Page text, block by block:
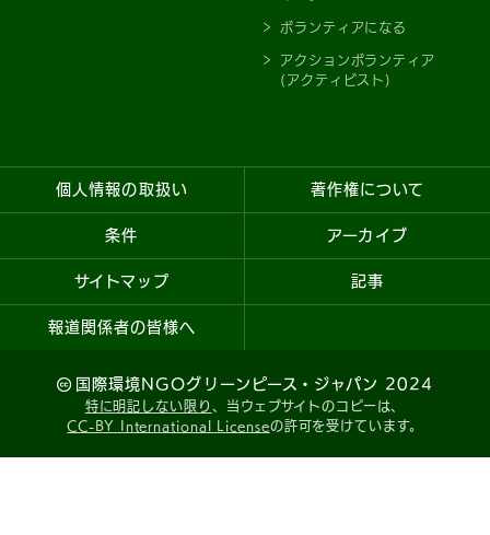
ボランティアになる
アクションボランティア
(アクティビスト)
個人情報の取扱い 著作権について
条件 アーカイブ
サイトマップ 記事
報道関係者の皆様へ
国際環境NGOグリーンピース・ジャパン 2024
特に明記しない限り 、当ウェブサイトのコピーは、
CC-BY International Licenseの許可を受けています。